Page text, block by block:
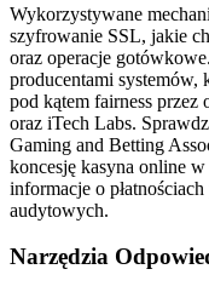
Wykorzystywane
szyfrowanie SSL, jakie
oraz operacje
producentami systemów,
pod kątem fairness
oraz iTech Labs.
Gaming and Betting
koncesję kasyna online
informacje o
audytowych.
Narzędzia